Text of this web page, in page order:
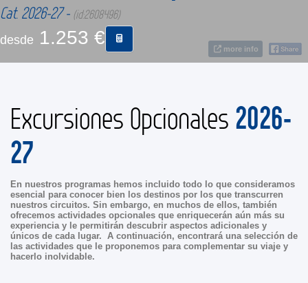
more info
Cat. 2026-27 - (id:2608496)
desde 1.253 €
Excursiones Opcionales 2026-
27
En nuestros programas hemos incluido todo lo que consideramos
esencial para conocer bien los destinos por los que transcurren
nuestros circuitos. Sin embargo, en muchos de ellos, también
ofrecemos actividades opcionales que enriquecerán aún más su
experiencia y le permitirán descubrir aspectos adicionales y
únicos de cada lugar. A continuación, encontrará una selección de
las actividades que le proponemos para complementar su viaje y
hacerlo inolvidable.